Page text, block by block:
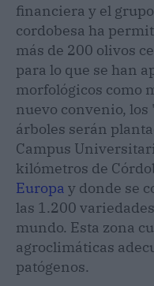
financiera y el
cordobesa ha
más de 200 olivos
para lo que se han
morfológicos como
nuevo convenio,
árboles serán
Campus
kilómetros de
Europa y donde se
las 1.200
mundo. Esta zona
agroclimáticas
patógenos.